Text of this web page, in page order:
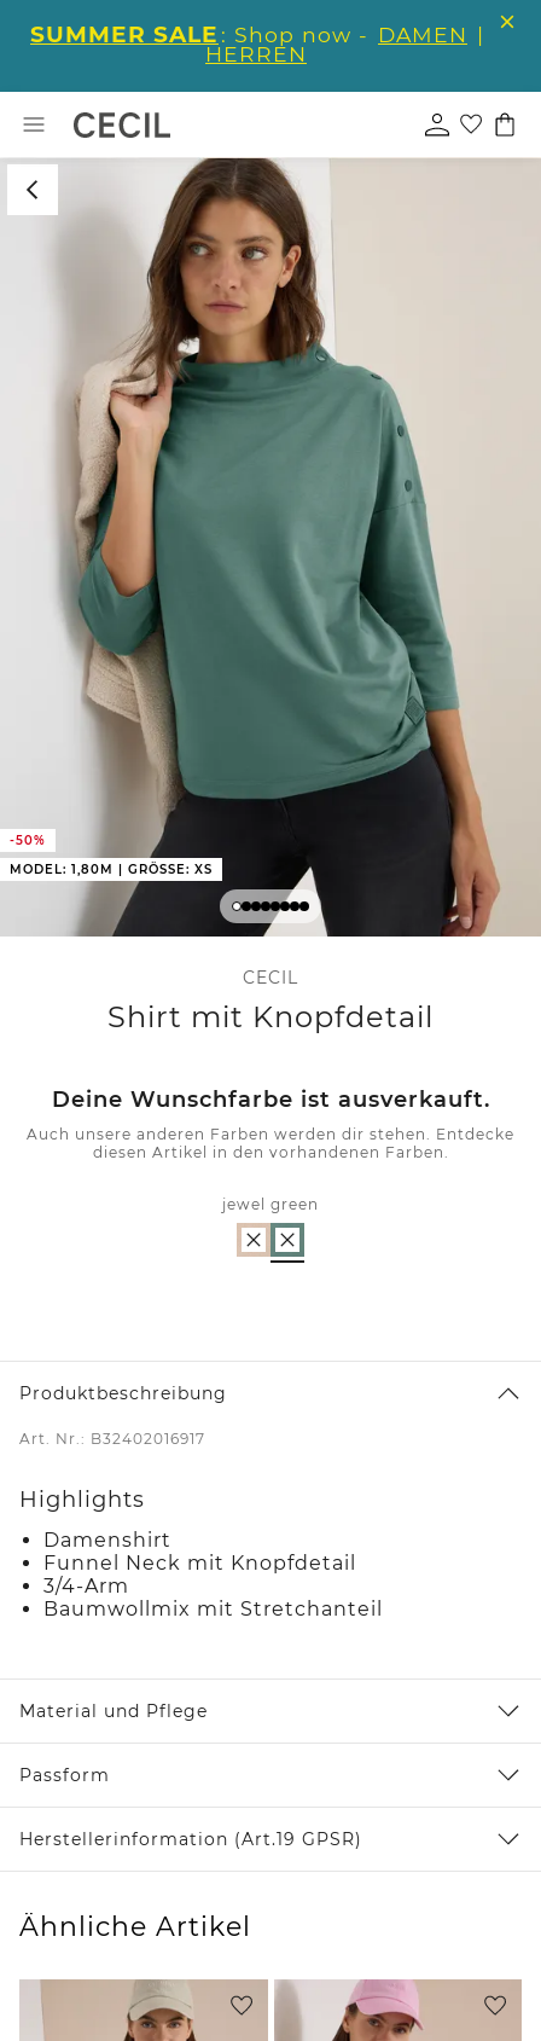
SUMMER SALE : Shop now - DAMEN |
HERREN
-50%
MODEL: 1,80M | GRÖSSE: XS
CECIL
Shirt mit Knopfdetail
Deine Wunschfarbe ist ausverkauft.
Auch unsere anderen Farben werden dir stehen. Entdecke
diesen Artikel in den vorhandenen Farben.
jewel green
Produktbeschreibung
Art. Nr.: B32402016917
Highlights
Damenshirt
Funnel Neck mit Knopfdetail
3/4-Arm
Baumwollmix mit Stretchanteil
Material und Pflege
Passform
Herstellerinformation (Art.19 GPSR)
Ähnliche Artikel